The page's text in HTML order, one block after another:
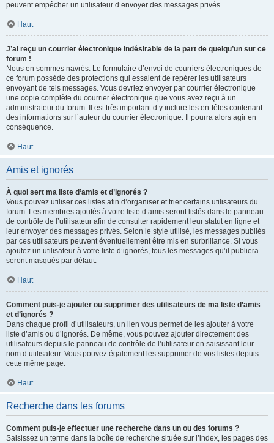
peuvent empêcher un utilisateur d’envoyer des messages privés.
Haut
J’ai reçu un courrier électronique indésirable de la part de quelqu’un sur ce
forum !
Nous en sommes navrés. Le formulaire d’envoi de courriers électroniques de
ce forum possède des protections qui essaient de repérer les utilisateurs
envoyant de tels messages. Vous devriez envoyer par courrier électronique
une copie complète du courrier électronique que vous avez reçu à un
administrateur du forum. Il est très important d’y inclure les en-têtes contenant
des informations sur l’auteur du courrier électronique. Il pourra alors agir en
conséquence.
Haut
Amis et ignorés
À quoi sert ma liste d’amis et d’ignorés ?
Vous pouvez utiliser ces listes afin d’organiser et trier certains utilisateurs du
forum. Les membres ajoutés à votre liste d’amis seront listés dans le panneau
de contrôle de l’utilisateur afin de consulter rapidement leur statut en ligne et
leur envoyer des messages privés. Selon le style utilisé, les messages publiés
par ces utilisateurs peuvent éventuellement être mis en surbrillance. Si vous
ajoutez un utilisateur à votre liste d’ignorés, tous les messages qu’il publiera
seront masqués par défaut.
Haut
Comment puis-je ajouter ou supprimer des utilisateurs de ma liste d’amis
et d’ignorés ?
Dans chaque profil d’utilisateurs, un lien vous permet de les ajouter à votre
liste d’amis ou d’ignorés. De même, vous pouvez ajouter directement des
utilisateurs depuis le panneau de contrôle de l’utilisateur en saisissant leur
nom d’utilisateur. Vous pouvez également les supprimer de vos listes depuis
cette même page.
Haut
Recherche dans les forums
Comment puis-je effectuer une recherche dans un ou des forums ?
Saisissez un terme dans la boîte de recherche située sur l’index, les pages des